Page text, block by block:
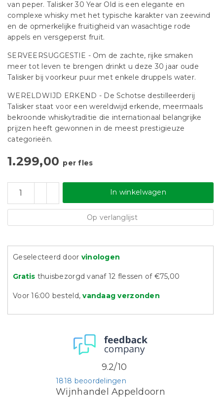
van peper. Talisker 30 Year Old is een elegante en
complexe whisky met het typische karakter van zeewind
en de opmerkelijke fruitigheid van wasachtige rode
appels en versgeperst fruit.
SERVEERSUGGESTIE - Om de zachte, rijke smaken
meer tot leven te brengen drinkt u deze 30 jaar oude
Talisker bij voorkeur puur met enkele druppels water.
WERELDWIJD ERKEND - De Schotse destilleerderij
Talisker staat voor een wereldwijd erkende, meermaals
bekroonde whiskytraditie die internationaal belangrijke
prijzen heeft gewonnen in de meest prestigieuze
categorieën.
1.299,00 per fles
In winkelwagen
Op verlanglijst
Geselecteerd door vinologen
Gratis thuisbezorgd vanaf 12 flessen of €75,00
Voor 16:00 besteld,vandaag verzonden
Wijnhandel Appeldoorn
1818 beoordelingen
9.2/10